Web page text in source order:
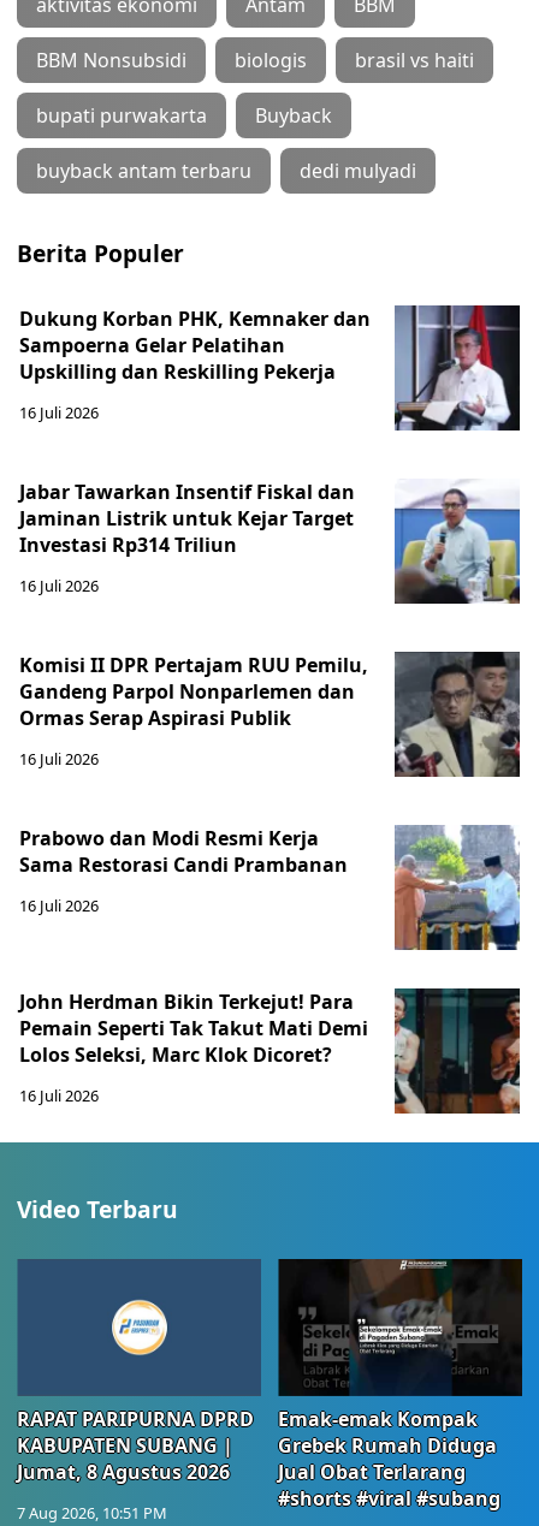
BBM Nonsubsidi biologis brasil vs haiti
bupati purwakarta Buyback
buyback antam terbaru dedi mulyadi
Berita Populer
Dukung Korban PHK, Kemnaker dan
Sampoerna Gelar Pelatihan
Upskilling dan Reskilling Pekerja
16 Juli 2026
Jabar Tawarkan Insentif Fiskal dan
Jaminan Listrik untuk Kejar Target
Investasi Rp314 Triliun
16 Juli 2026
Komisi II DPR Pertajam RUU Pemilu,
Gandeng Parpol Nonparlemen dan
Ormas Serap Aspirasi Publik
16 Juli 2026
Prabowo dan Modi Resmi Kerja
Sama Restorasi Candi Prambanan
16 Juli 2026
John Herdman Bikin Terkejut! Para
Pemain Seperti Tak Takut Mati Demi
Lolos Seleksi, Marc Klok Dicoret?
16 Juli 2026
Video Terbaru
RAPAT PARIPURNA DPRD
KABUPATEN SUBANG |
Jumat, 8 Agustus 2026
7 Aug 2026, 10:51 PM
Emak-emak Kompak
Grebek Rumah Diduga
Jual Obat Terlarang
#shorts #viral #subang